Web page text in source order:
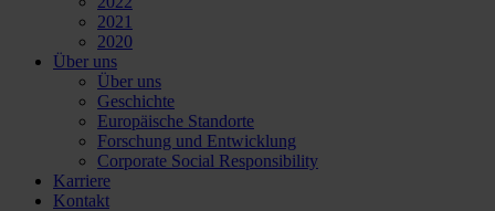
2021
2020
Über uns
Über uns
Geschichte
Europäische Standorte
Forschung und Entwicklung
Corporate Social Responsibility
Karriere
Kontakt